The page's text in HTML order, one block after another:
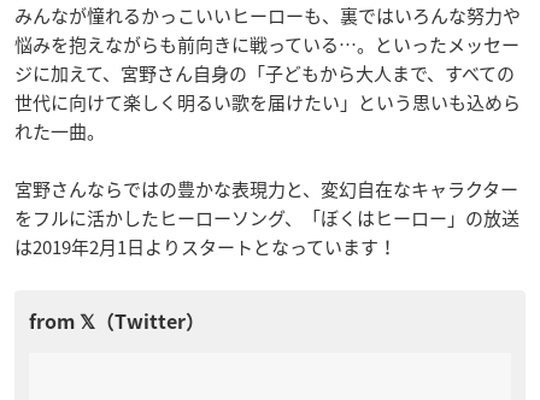
みんなが憧れるかっこいいヒーローも、裏ではいろんな努力や
悩みを抱えながらも前向きに戦っている…。といったメッセー
ジに加えて、宮野さん自身の「子どもから大人まで、すべての
世代に向けて楽しく明るい歌を届けたい」という思いも込めら
れた一曲。
宮野さんならではの豊かな表現力と、変幻自在なキャラクター
をフルに活かしたヒーローソング、「ぼくはヒーロー」の放送
は2019年2月1日よりスタートとなっています！